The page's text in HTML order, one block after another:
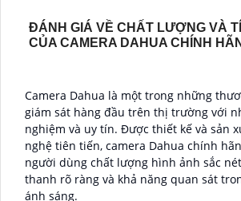
ĐÁNH GIÁ VỀ CHẤT LƯỢNG VÀ
CỦA CAMERA DAHUA CHÍNH
Camera Dahua là một trong những
giám sát hàng đầu trên thị trường với
nghiệm và uy tín. Được thiết kế và sản
nghệ tiên tiến, camera Dahua chính
người dùng chất lượng hình ảnh sắc
thanh rõ ràng và khả năng quan sát
ánh sáng.